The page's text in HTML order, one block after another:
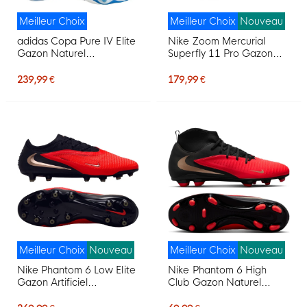
Meilleur Choix
adidas Copa Pure IV Elite
Gazon Naturel
Blanc Bleu Bleu Foncé
239,99 €
Meilleur Choix Nouveau
Nike Zoom Mercurial
Superfly 11 Pro Gazon
Foot (AG) Blanc Rouge
179,99 €
Meilleur Choix Nouveau
Nike Phantom 6 Low Elite
Gazon Artificiel
Meilleur Choix Nouveau
Nike Phantom 6 High
Club Gazon Naturel